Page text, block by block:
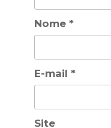
Nome *
E-mail *
Site